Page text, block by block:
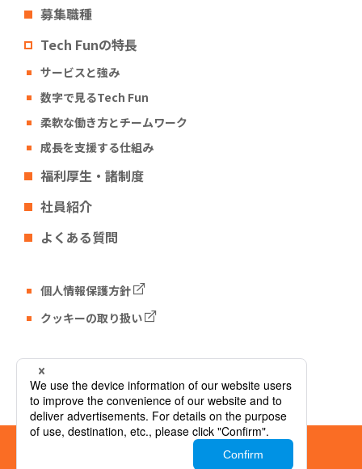
募集職種
Tech Funの特長
サービスと強み
数字で見るTech Fun
柔軟な働き方とチームワーク
成長を支援する仕組み
福利厚生・諸制度
社員紹介
よくある質問
個人情報保護方針
クッキーの取り扱い
Tech Fun コーポレートサイト